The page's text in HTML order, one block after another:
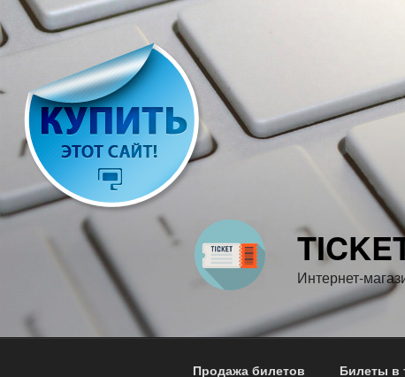
Перейти
к
содержимому
Интернет-
Продажа билетов Билеты в